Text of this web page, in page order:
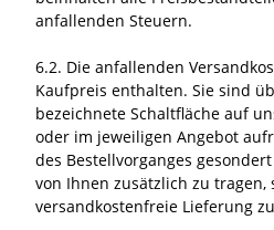
anfallenden Steuern.
6.2. Die anfallenden
Kaufpreis enthalten. Sie sind
bezeichnete Schaltfläche auf
oder im jeweiligen Angebot
des Bestellvorganges
von Ihnen zusätzlich zu tragen,
versandkostenfreie Lieferung